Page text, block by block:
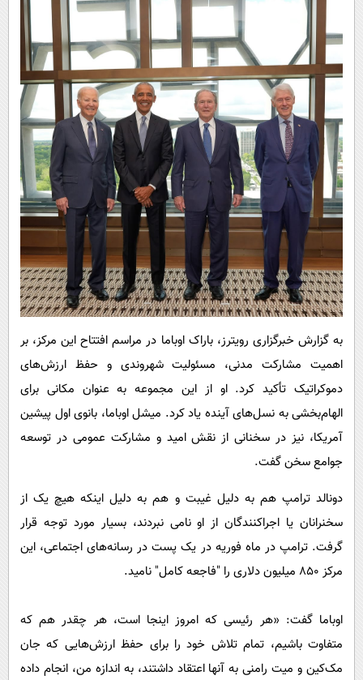
به گزارش خبرگزاری رویترز، باراک اوباما در مراسم افتتاح این مرکز، بر
اهمیت مشارکت مدنی، مسئولیت شهروندی و حفظ ارزش‌های
دموکراتیک تأکید کرد. او از این مجموعه به عنوان مکانی برای
الهام‌بخشی به نسل‌های آینده یاد کرد. میشل اوباما، بانوی اول پیشین
آمریکا، نیز در سخنانی از نقش امید و مشارکت عمومی در توسعه
جوامع سخن گفت.
دونالد ترامپ هم به دلیل غیبت و هم به دلیل اینکه هیچ یک از
سخنرانان یا اجراکنندگان از او نامی نبردند، بسیار مورد توجه قرار
گرفت. ترامپ در ماه فوریه در یک پست در رسانه‌های اجتماعی، این
مرکز ۸۵۰ میلیون دلاری را "فاجعه کامل" نامید.
اوباما گفت: «هر رئیسی که امروز اینجا است، هر چقدر هم که
متفاوت باشیم، تمام تلاش خود را برای حفظ ارزش‌هایی که جان
مک‌کین و میت رامنی به آنها اعتقاد داشتند، به اندازه من، انجام داده